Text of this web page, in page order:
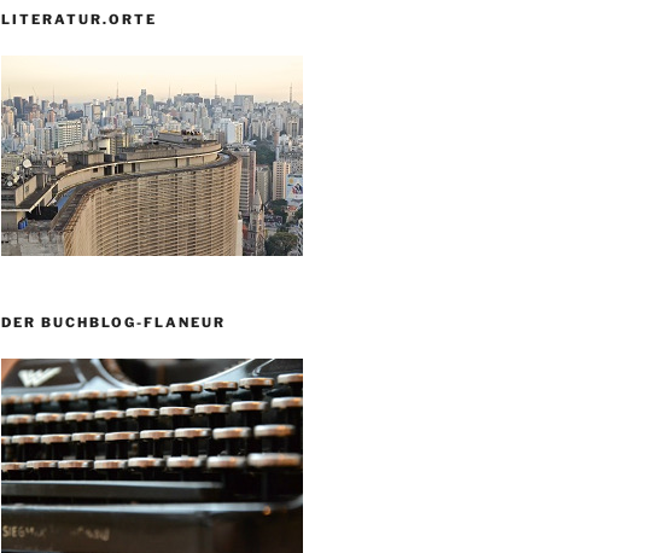
LITERATUR.ORTE
DER BUCHBLOG-FLANEUR